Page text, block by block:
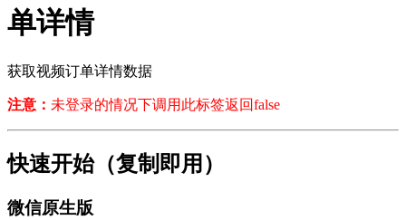
单详情
获取视频订单详情数据
注意： 未登录的情况下调用此标签返回false
快速开始（复制即用）
微信原生版